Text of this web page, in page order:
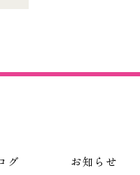
グ お知らせ